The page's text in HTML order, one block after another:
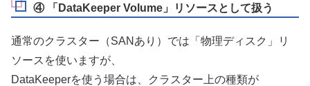
④ 「DataKeeper Volume」リソースとして扱う
通常のクラスター（SANあり）では「物理ディスク」リ
ソースを使いますが、
DataKeeperを使う場合は、クラスター上の種類が